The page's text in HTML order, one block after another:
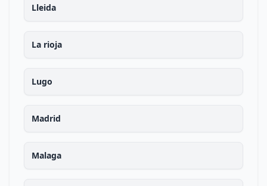
Lleida
La rioja
Lugo
Madrid
Malaga